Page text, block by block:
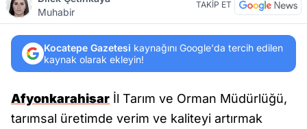
Muhabir
TAKİP ET
Kocatepe Gazetesi kaynağını Google'da tercih edilen
kaynak olarak ekleyin!
Afyonkarahisar İl Tarım ve Orman Müdürlüğü,
tarımsal üretimde verim ve kaliteyi artırmak